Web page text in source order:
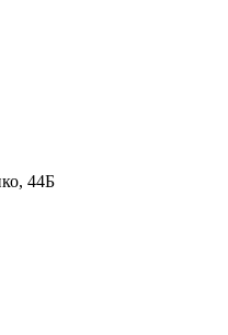
44Б